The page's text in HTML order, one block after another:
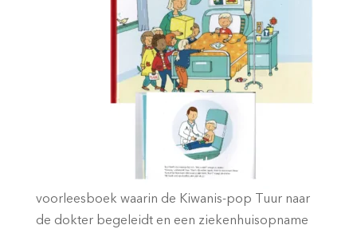
voorleesboek waarin de Kiwanis-pop Tuur naar
de dokter begeleidt en een ziekenhuisopname